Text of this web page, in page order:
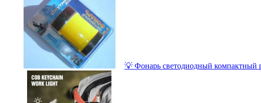
💡 Фонарь светодиодный компактный